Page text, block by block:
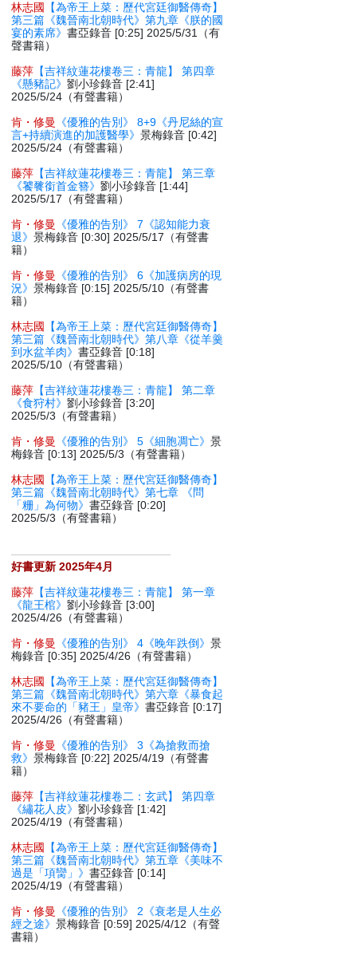
林志國
【為帝王上菜：歷代宮廷御醫傳奇】
第三篇《魏晉南北朝時代》第九章《朕的國
宴的素席》書亞錄音 [0:25] 2025/5/31（有
聲書籍）
藤萍 【吉祥紋蓮花樓卷三：青龍】 第四章
《懸豬記》劉小珍錄音 [2:41]
2025/5/24（有聲書籍）
肯・修曼
《優雅的告別》 8+9《丹尼絲的宣
言+持續演進的加護醫學》景梅錄音 [0:42]
2025/5/24（有聲書籍）
藤萍 【吉祥紋蓮花樓卷三：青龍】 第三章
《饕餮銜首金簪》劉小珍錄音 [1:44]
2025/5/17（有聲書籍）
肯・修曼
《優雅的告別》 7《認知能力衰
退》景梅錄音 [0:30] 2025/5/17（有聲書
籍）
肯・修曼
《優雅的告別》 6《加護病房的現
況》景梅錄音 [0:15] 2025/5/10（有聲書
籍）
林志國
【為帝王上菜：歷代宮廷御醫傳奇】
第三篇《魏晉南北朝時代》第八章《從羊羹
到水盆羊肉》書亞錄音 [0:18]
2025/5/10（有聲書籍）
藤萍 【吉祥紋蓮花樓卷三：青龍】 第二章
《食狩村》劉小珍錄音 [3:20]
2025/5/3（有聲書籍）
肯・修曼
《優雅的告別》 5《細胞凋亡》景
梅錄音 [0:13] 2025/5/3（有聲書籍）
林志國
【為帝王上菜：歷代宮廷御醫傳奇】
第三篇《魏晉南北朝時代》第七章 《問
「粣」為何物》書亞錄音 [0:20]
2025/5/3（有聲書籍）
好書更新 2025年4月
藤萍 【吉祥紋蓮花樓卷三：青龍】 第一章
《龍王棺》劉小珍錄音 [3:00]
2025/4/26（有聲書籍）
肯・修曼
《優雅的告別》 4《晚年跌倒》景
梅錄音 [0:35] 2025/4/26（有聲書籍）
林志國
【為帝王上菜：歷代宮廷御醫傳奇】
第三篇《魏晉南北朝時代》第六章《暴食起
來不要命的「豬王」皇帝》書亞錄音 [0:17]
2025/4/26（有聲書籍）
肯・修曼
《優雅的告別》 3《為搶救而搶
救》景梅錄音 [0:22] 2025/4/19（有聲書
籍）
藤萍 【吉祥紋蓮花樓卷二：玄武】 第四章
《繡花人皮》劉小珍錄音 [1:42]
2025/4/19（有聲書籍）
林志國
【為帝王上菜：歷代宮廷御醫傳奇】
第三篇《魏晉南北朝時代》第五章《美味不
過是「項臠」》書亞錄音 [0:14]
2025/4/19（有聲書籍）
肯・修曼
《優雅的告別》 2《衰老是人生必
經之途》景梅錄音 [0:59] 2025/4/12（有聲
書籍）